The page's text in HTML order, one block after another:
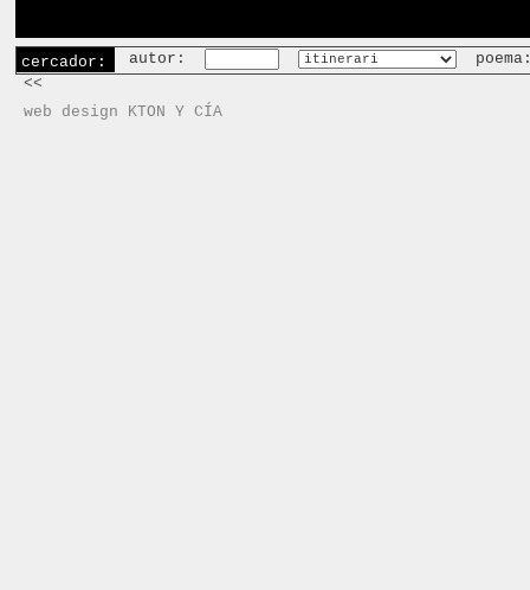
cercador: autor:
<<
web design KTON Y CÍA